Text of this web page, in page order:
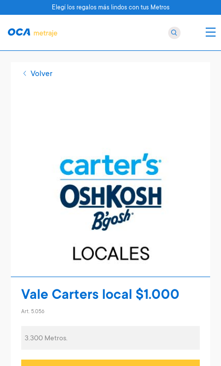
Volver
Vale Carters local $1.000
Art. 5.056
3.300 Metros.
Elegí los regalos más lindos con tus Metros